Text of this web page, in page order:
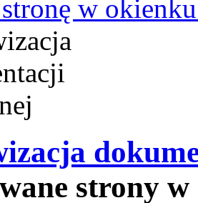
w
strony